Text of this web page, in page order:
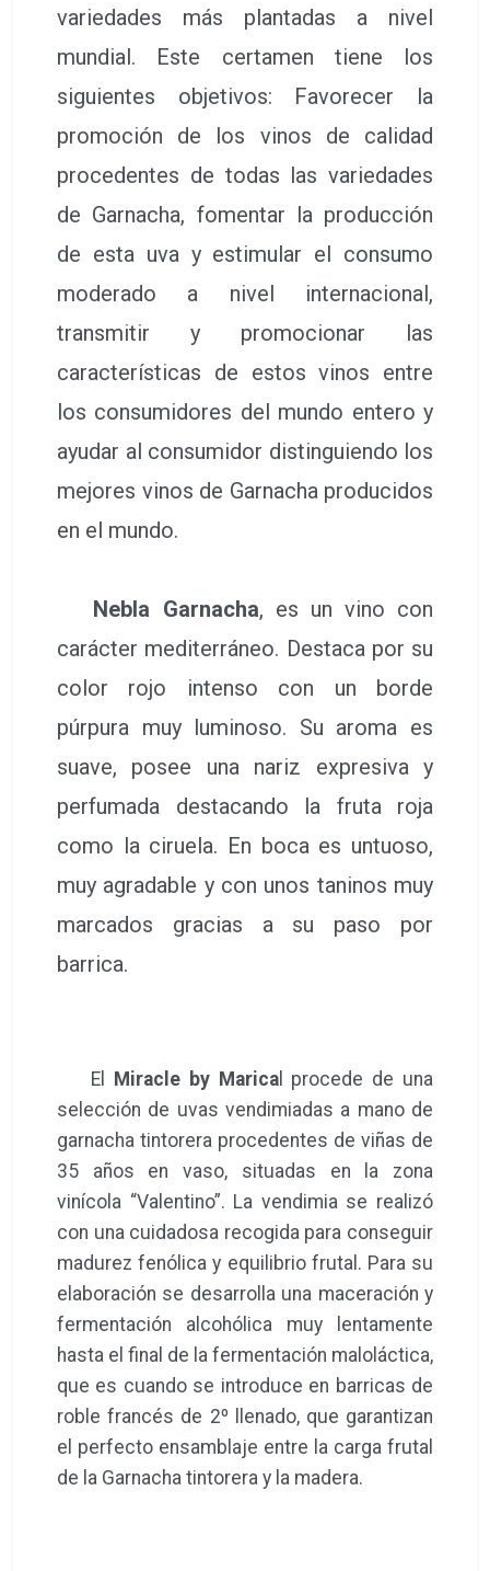
variedades más plantadas a nivel
mundial. Este certamen tiene los
siguientes objetivos: Favorecer la
promoción de los vinos de calidad
procedentes de todas las variedades
de Garnacha, fomentar la producción
de esta uva y estimular el consumo
moderado a nivel internacional,
transmitir y promocionar las
características de estos vinos entre
los consumidores del mundo entero y
ayudar al consumidor distinguiendo los
mejores vinos de Garnacha producidos
en el mundo.
Nebla Garnacha, es un vino con
carácter mediterráneo. Destaca por su
color rojo intenso con un borde
púrpura muy luminoso. Su aroma es
suave, posee una nariz expresiva y
perfumada destacando la fruta roja
como la ciruela. En boca es untuoso,
muy agradable y con unos taninos muy
marcados gracias a su paso por
barrica.
El Miracle by Marical procede de una
selección de uvas vendimiadas a mano de
garnacha tintorera procedentes de viñas de
35 años en vaso, situadas en la zona
vinícola “Valentino”. La vendimia se realizó
con una cuidadosa recogida para conseguir
madurez fenólica y equilibrio frutal. Para su
elaboración se desarrolla una maceración y
fermentación alcohólica muy lentamente
hasta el final de la fermentación maloláctica,
que es cuando se introduce en barricas de
roble francés de 2º llenado, que garantizan
el perfecto ensamblaje entre la carga frutal
de la Garnacha tintorera y la madera.